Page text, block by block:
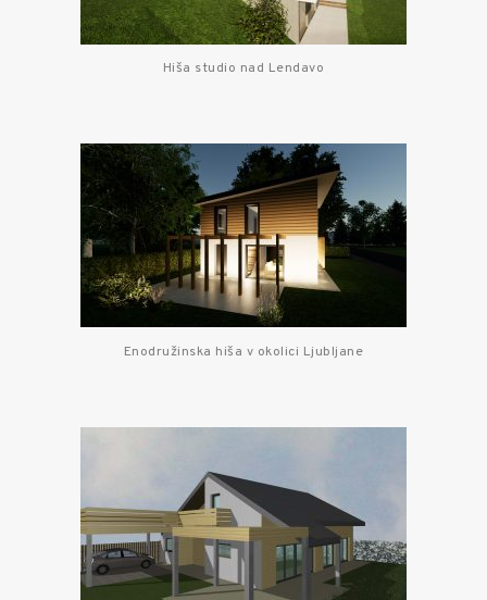
Hiša studio nad Lendavo
Enodružinska hiša v okolici Ljubljane